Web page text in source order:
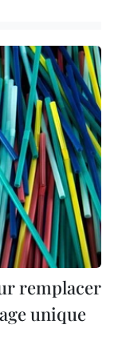
remplacer
unique